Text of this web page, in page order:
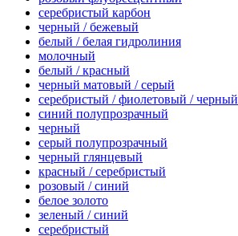
серебристый карбон
черный / бежевый
белый / белая гидролиния
молочный
белый / красный
черный матовый / серый
серебристый / фиолетовый / черный
синий полупрозрачный
черный
серый полупрозрачный
черный глянцевый
красный / серебристый
розовый / синий
белое золото
зеленый / синий
серебристый